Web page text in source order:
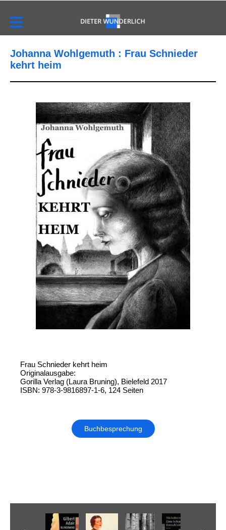
Johanna Wohlgemuth : Frau Schnieder
kehrt heim
Frau Schnieder kehrt heim
Originalausgabe:
Gorilla Verlag (Laura Bruning), Bielefeld 2017
ISBN: 978-3-9816897-1-6, 124 Seiten
Buchbesprechung